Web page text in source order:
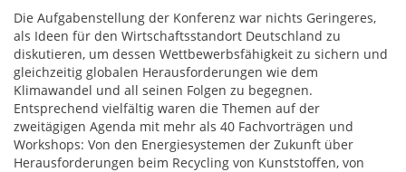
Die Aufgabenstellung der Konferenz war nichts Geringeres,
als Ideen für den Wirtschaftsstandort Deutschland zu
diskutieren, um dessen Wettbewerbsfähigkeit zu sichern und
gleichzeitig globalen Herausforderungen wie dem
Klimawandel und all seinen Folgen zu begegnen.
Entsprechend vielfältig waren die Themen auf der
zweitägigen Agenda mit mehr als 40 Fachvorträgen und
Workshops: Von den Energiesystemen der Zukunft über
Herausforderungen beim Recycling von Kunststoffen, von